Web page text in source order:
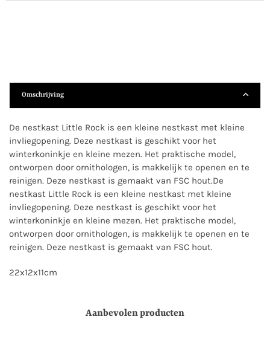
Omschrijving
De nestkast Little Rock is een kleine nestkast met kleine
invliegopening. Deze nestkast is geschikt voor het
winterkoninkje en kleine mezen. Het praktische model,
ontworpen door ornithologen, is makkelijk te openen en te
reinigen. Deze nestkast is gemaakt van FSC hout.De
nestkast Little Rock is een kleine nestkast met kleine
invliegopening. Deze nestkast is geschikt voor het
winterkoninkje en kleine mezen. Het praktische model,
ontworpen door ornithologen, is makkelijk te openen en te
reinigen. Deze nestkast is gemaakt van FSC hout.
22x12x11cm
Aanbevolen producten